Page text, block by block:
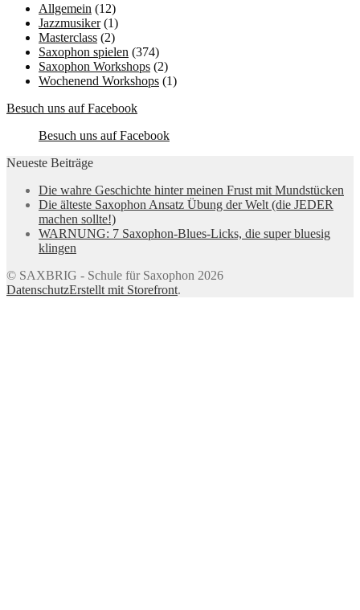
Allgemein (12)
Jazzmusiker(1)
Masterclass (2)
Saxophon spielen (374)
Saxophon Workshops (2)
Wochenend Workshops (1)
Besuch uns auf Facebook
Besuch uns auf Facebook
Neueste Beiträge
Die wahre Geschichte hinter meinen Frust mit Mundstücken
Die älteste Saxophon Ansatz Übung der Welt (die JEDER
machen sollte!)
WARNUNG: 7 Saxophon-Blues-Licks, die super bluesig
klingen
© SAXBRIG - Schule für Saxophon 2026
DatenschutzErstellt mit Storefront.